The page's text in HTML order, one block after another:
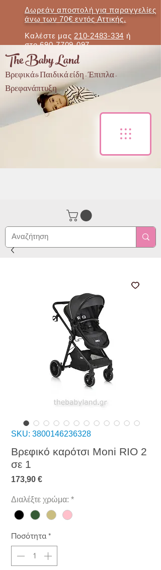
Δωρεάν αποστολή για παραγγελίες
άνω των 70€ εντός Αττικής.
Καλέστε μας 210-2483-334 ή
στο690-7709-097
The Baby Land
Βρεφικά & Παιδικά είδη - Έπιπλα -
Βρεφανάπτυξη
SKU: 3800146236328
Βρεφικό καρότσι Moni RIO 2
σε 1
173,90 €Τιμή
Διαλέξτε χρώμα: *
Ποσότητα *